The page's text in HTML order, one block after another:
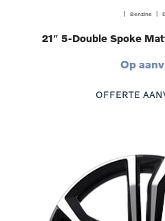
| Benzine |
21″ 5-Double Spoke
Op
OFFERTE